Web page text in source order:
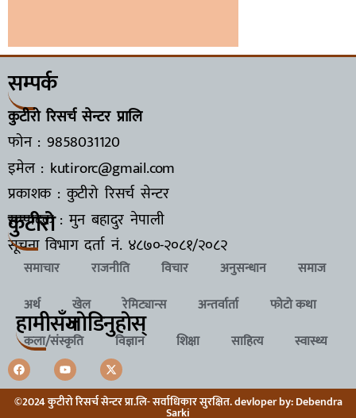
सम्पर्क
कुटीरो रिसर्च सेन्टर प्रालि
फोन : 9858031120
इमेल : kutirorc@gmail.com
प्रकाशक : कुटीरो रिसर्च सेन्टर
सम्पादक : मुन बहादुर नेपाली
सूचना विभाग दर्ता नं. ४८७०-२०८१/२०८२
कुटीरो
समाचार राजनीति विचार अनुसन्धान
समाज
अर्थ
खेल रेमिट्यान्स अन्तर्वार्ता
फोटो कथा
कला/संस्कृति
विज्ञान शिक्षा साहित्य स्वास्थ्य
हामीसँगजाेडिनुहाेस्
©2024 कुटीरो रिसर्च सेन्टर प्रा.लि- सर्वाधिकार सुरक्षित. devloper by: Debendra
Sarki